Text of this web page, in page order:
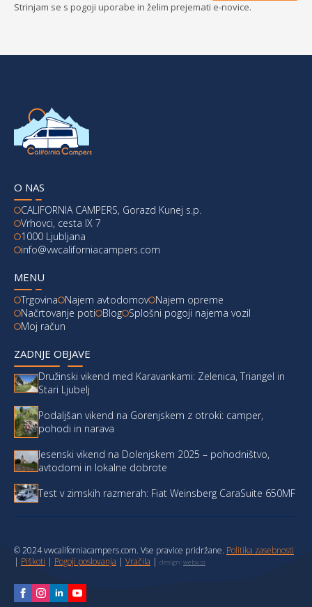
Strinjam se s pogoji uporabe in želim prejemati e-novice.
O NAS
CALIFORNIA CAMPERS, Gorazd Kunej s.p.
Vrhovci, cesta IX 7
1000 Ljubljana
info@vwcaliforniacampers.com
MENU
Trgovina Najem avtodomov Najem opreme
Načrtovanje poti
Blog Splošni pogoji najema vozil
Moj račun
ZADNJE OBJAVE
Družinski vikend med Karavankami: Zelenica, Triangel in
Stari Ljubelj
Podaljšan vikend na Gorenjskem z otroki: camper,
pohodi in narava
Jesenski vikend na Dolenjskem 2025 – pohodništvo,
avtodomi in lokalne dobrote
Test v zimskih razmerah: Fiat Weinsberg CaraSuite 650MF
© 2024 vwcaliforniacampers.com. Vse pravice pridržane. Politika zasebnosti
| Piškoti | Pogoji poslovanja | Vračila | design:webx.si